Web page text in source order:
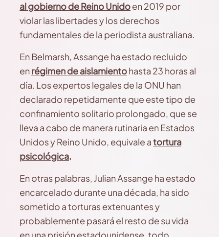
al gobierno de Reino Unidoen 2019 por
violar las libertades y los derechos
fundamentales de la periodista australiana.
En Belmarsh, Assange ha estado recluido
enrégimen de aislamientohasta 23 horas al
día. Los expertos legales de la ONU han
declarado repetidamente que este tipo de
confinamiento solitario prolongado, que se
lleva a cabo de manera rutinaria en Estados
Unidos y Reino Unido, equivale atortura
psicológica.
En otras palabras, Julian Assange ha estado
encarcelado durante una década, ha sido
sometido a torturas extenuantes y
probablemente pasará el resto de su vida